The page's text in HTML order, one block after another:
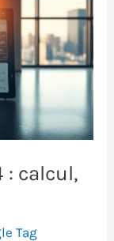
: calcul,
Tag